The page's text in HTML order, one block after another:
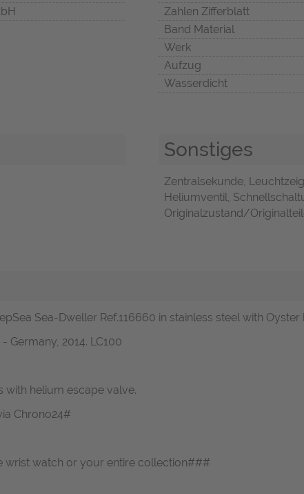
Zahlen Zifferblatt
Band Material
Werk
Aufzug
Wasserdicht
Sonstiges
Zentralsekunde,
Heliumventil,
Originalzustand/
Sea-Dweller Ref.116660 in stainless steel with Oyster
2014. LC100
helium escape valve.
Chrono24#
wrist watch or your entire collection###